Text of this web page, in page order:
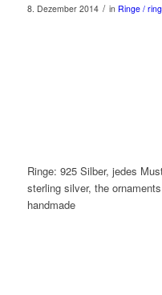
8. Dezember 2014 / in Ringe /
Ringe: 925 Silber, jedes
sterling silver, the
handmade